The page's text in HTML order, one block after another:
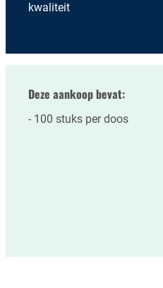
kwaliteit
Deze aankoop bevat:
100 stuks per doos